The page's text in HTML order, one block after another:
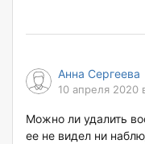
Анна Сергеева
10 апреля 2020
Можно ли удалить
ее не видел ни